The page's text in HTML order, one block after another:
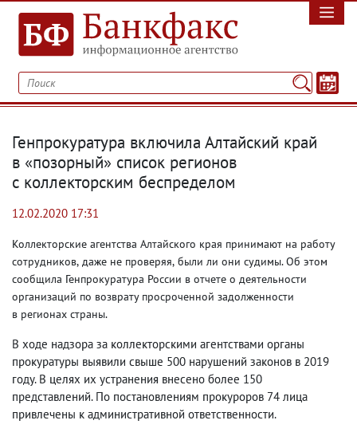
Генпрокуратура включила Алтайский край
в «позорный» список регионов
с коллекторским беспределом
12.02.2020 17:31
Коллекторские агентства Алтайского края принимают на работу
сотрудников, даже не проверяя, были ли они судимы. Об этом
сообщила Генпрокуратура России в отчете о деятельности
организаций по возврату просроченной задолженности
в регионах страны.
В ходе надзора за коллекторскими агентствами органы
прокуратуры выявили свыше 500 нарушений законов в 2019
году. В целях их устранения внесено более 150
представлений. По постановлениям прокуроров 74 лица
привлечены к административной ответственности.